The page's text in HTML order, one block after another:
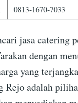
0813-1670-7033
jasa catering
dengan
yang
Rejo adalah